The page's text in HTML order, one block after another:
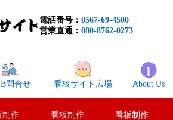
電話番号： 0567-69-4500
営業直通： 080-8762-0273
問合せ 看板サイト広場 About Us
制作
看板制作
看板制作